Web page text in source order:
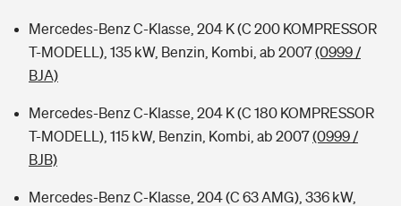
Mercedes-Benz C-Klasse, 204 K (C 200 KOMPRESSOR
T-MODELL), 135 kW, Benzin, Kombi, ab 2007(0999 /
BJA)
Mercedes-Benz C-Klasse, 204 K (C 180 KOMPRESSOR
T-MODELL), 115 kW, Benzin, Kombi, ab 2007(0999 /
BJB)
Mercedes-Benz C-Klasse, 204 (C 63 AMG), 336 kW,